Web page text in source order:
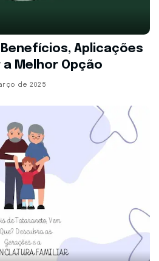
Benefícios, Aplicações
a Melhor Opção
de 2025